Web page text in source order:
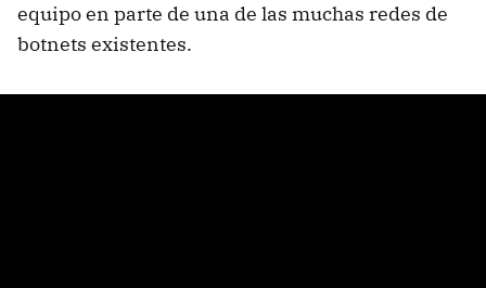
equipo en parte de una de las muchas redes de
botnets existentes.